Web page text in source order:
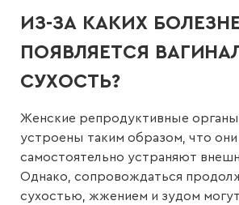
ИЗ-ЗА КАКИХ
ПОЯВЛЯЕТСЯ
СУХОСТЬ?
Женские репродуктивные органы
устроены таким образом, что они
самостоятельно устраняют
Однако, сопровождаться
сухостью, жжением и зудом